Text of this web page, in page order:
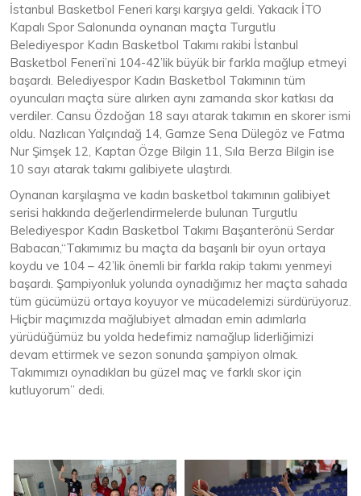
İstanbul Basketbol Feneri karşı karşıya geldi. Yakacık İTO
Kapalı Spor Salonunda oynanan maçta Turgutlu
Belediyespor Kadın Basketbol Takımı rakibi İstanbul
Basketbol Feneri’ni 104-42’lik büyük bir farkla mağlup etmeyi
başardı. Belediyespor Kadın Basketbol Takımının tüm
oyuncuları maçta süre alırken aynı zamanda skor katkısı da
verdiler. Cansu Özdoğan 18 sayı atarak takımın en skorer ismi
oldu. Nazlıcan Yalçındağ 14, Gamze Sena Dülegöz ve Fatma
Nur Şimşek 12, Kaptan Özge Bilgin 11, Sıla Berza Bilgin ise
10 sayı atarak takımı galibiyete ulaştırdı.
Oynanan karşılaşma ve kadın basketbol takımının galibiyet
serisi hakkında değerlendirmelerde bulunan Turgutlu
Belediyespor Kadın Basketbol Takımı Başanterönü Serdar
Babacan,“Takımımız bu maçta da başarılı bir oyun ortaya
koydu ve 104 – 42’lik önemli bir farkla rakip takımı yenmeyi
başardı. Şampiyonluk yolunda oynadığımız her maçta sahada
tüm gücümüzü ortaya koyuyor ve mücadelemizi sürdürüyoruz.
Hiçbir maçımızda mağlubiyet almadan emin adımlarla
yürüdüğümüz bu yolda hedefimiz namağlup liderliğimizi
devam ettirmek ve sezon sonunda şampiyon olmak.
Takımımızı oynadıkları bu güzel maç ve farklı skor için
kutluyorum” dedi.